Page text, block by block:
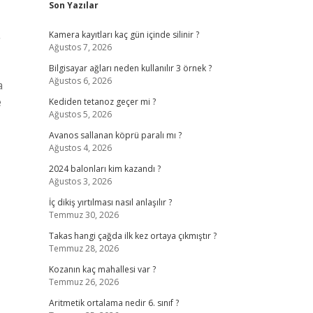
Son Yazılar
Kamera kayıtları kaç gün içinde silinir ?
Ağustos 7, 2026
Bilgisayar ağları neden kullanılır 3 örnek ?
Ağustos 6, 2026
Kediden tetanoz geçer mi ?
Ağustos 5, 2026
Avanos sallanan köprü paralı mı ?
Ağustos 4, 2026
2024 balonları kim kazandı ?
Ağustos 3, 2026
İç dikiş yırtılması nasıl anlaşılır ?
Temmuz 30, 2026
Takas hangi çağda ilk kez ortaya çıkmıştır ?
Temmuz 28, 2026
Kozanın kaç mahallesi var ?
Temmuz 26, 2026
Aritmetik ortalama nedir 6. sınıf ?